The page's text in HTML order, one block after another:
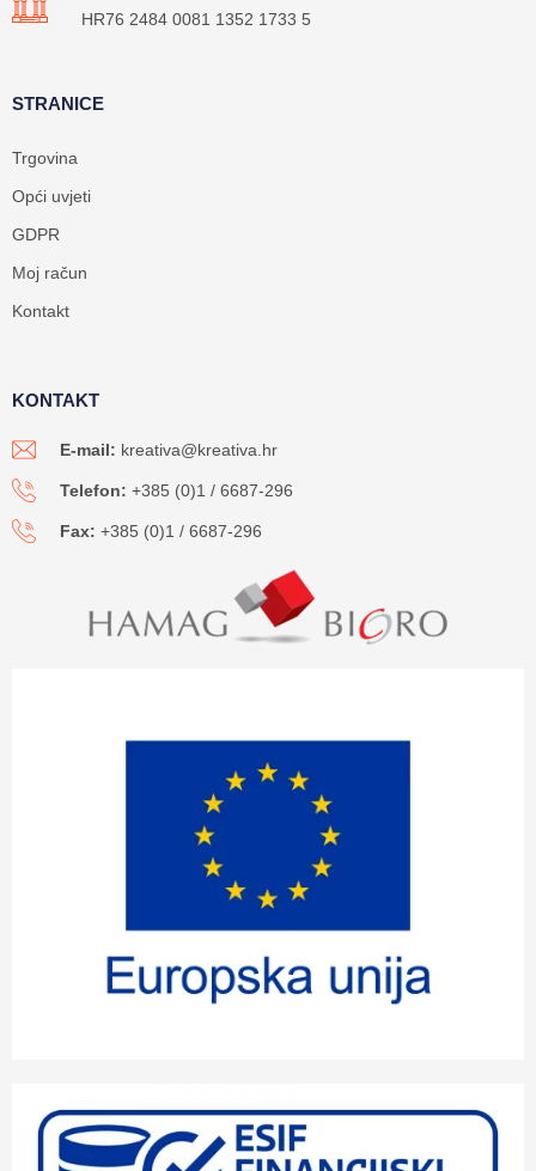
HR76 2484 0081 1352 1733 5
STRANICE
Trgovina
Opći uvjeti
GDPR
Moj račun
Kontakt
KONTAKT
E-mail: kreativa@kreativa.hr
Telefon: +385 (0)1 / 6687-296
Fax: +385 (0)1 / 6687-296